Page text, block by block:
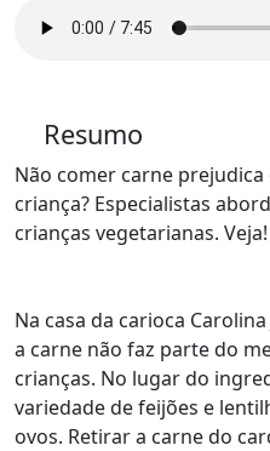
Resumo
Não comer carne
criança? Especialistas
crianças vegetarianas. Veja!
Na casa da carioca
a carne não faz parte do
crianças. No lugar do
variedade de feijões e
ovos. Retirar a carne do